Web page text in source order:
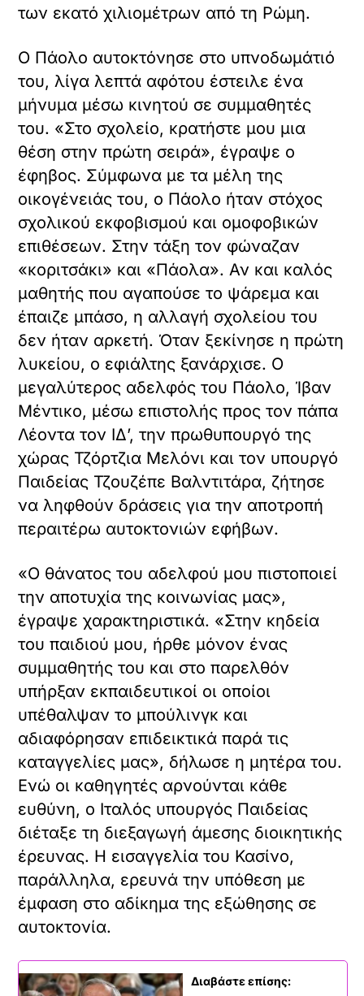
των εκατό χιλιομέτρων από τη Ρώμη.
Ο Πάολο αυτοκτόνησε στο υπνοδωμάτιό
του, λίγα λεπτά αφότου έστειλε ένα
μήνυμα μέσω κινητού σε συμμαθητές
του. «Στο σχολείο, κρατήστε μου μια
θέση στην πρώτη σειρά», έγραψε ο
έφηβος. Σύμφωνα με τα μέλη της
οικογένειάς του, ο Πάολο ήταν στόχος
σχολικού εκφοβισμού και ομοφοβικών
επιθέσεων. Στην τάξη τον φώναζαν
«κοριτσάκι» και «Πάολα». Αν και καλός
μαθητής που αγαπούσε το ψάρεμα και
έπαιζε μπάσο, η αλλαγή σχολείου του
δεν ήταν αρκετή. Όταν ξεκίνησε η πρώτη
λυκείου, ο εφιάλτης ξανάρχισε. Ο
μεγαλύτερος αδελφός του Πάολο, Ίβαν
Μέντικο, μέσω επιστολής προς τον πάπα
Λέοντα τον ΙΔ’, την πρωθυπουργό της
χώρας Τζόρτζια Μελόνι και τον υπουργό
Παιδείας Τζουζέπε Βαλντιτάρα, ζήτησε
να ληφθούν δράσεις για την αποτροπή
περαιτέρω αυτοκτονιών εφήβων.
«Ο θάνατος του αδελφού μου πιστοποιεί
την αποτυχία της κοινωνίας μας»,
έγραψε χαρακτηριστικά. «Στην κηδεία
του παιδιού μου, ήρθε μόνον ένας
συμμαθητής του και στο παρελθόν
υπήρξαν εκπαιδευτικοί οι οποίοι
υπέθαλψαν το μπούλινγκ και
αδιαφόρησαν επιδεικτικά παρά τις
καταγγελίες μας», δήλωσε η μητέρα του.
Ενώ οι καθηγητές αρνούνται κάθε
ευθύνη, ο Ιταλός υπουργός Παιδείας
διέταξε τη διεξαγωγή άμεσης διοικητικής
έρευνας. Η εισαγγελία του Κασίνο,
παράλληλα, ερευνά την υπόθεση με
έμφαση στο αδίκημα της εξώθησης σε
αυτοκτονία.
Διαβάστε επίσης: